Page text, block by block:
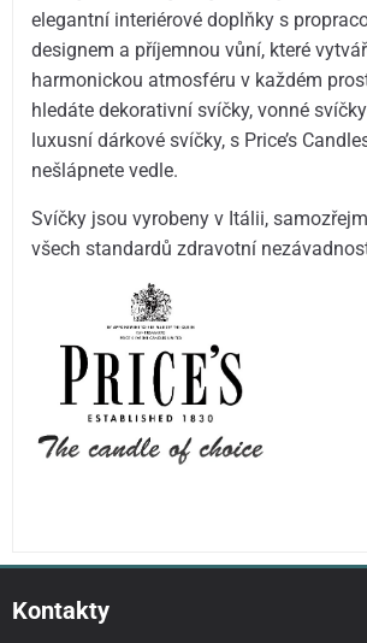
elegantní interiérové doplňky s
designem a příjemnou vůní, které
harmonickou atmosféru v každém
hledáte dekorativní svíčky, vonné
luxusní dárkové svíčky, s Price’s
nešlápnete vedle.
Svíčky jsou vyrobeny v Itálii,
všech standardů zdravotní
Kontakty